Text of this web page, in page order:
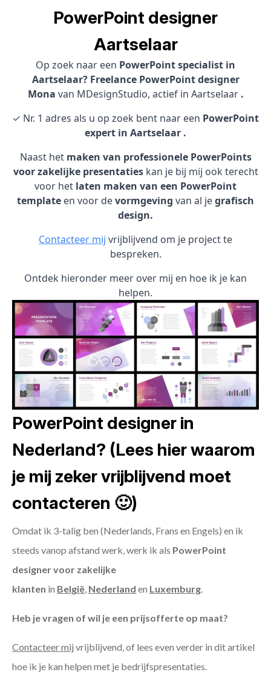
PowerPoint designer
Aartselaar
Op zoek naar een PowerPoint specialist in
Aartselaar? Freelance PowerPoint designer
Mona van MDesignStudio, actief in Aartselaar .
✓ Nr. 1 adres als u op zoek bent naar een PowerPoint
expert in Aartselaar .
Naast het maken van professionele PowerPoints
voor zakelijke presentatieskan je bij mij ook terecht
voor het laten maken van een PowerPoint
template en voor devormgeving van al jegrafisch
design.
Contacteer mij vrijblijvend om je project te
bespreken.
Ontdek hieronder meer over mij en hoe ik je kan
helpen.
PowerPoint designer in
Nederland? (Lees hier waarom
je mij zeker vrijblijvend moet
contacteren 🙂)
Omdat ik 3-talig ben (Nederlands, Frans en Engels) en ik
steeds vanop afstand werk, werk ik als PowerPoint
designer voor zakelijke
klanten in België, Nederland en Luxemburg.
Heb je vragen of wil je een prijsofferte op maat?
Contacteer mij vrijblijvend, of lees even verder in dit artikel
hoe ik je kan helpen met je bedrijfspresentaties.